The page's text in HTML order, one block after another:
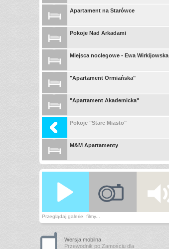
Apartament na Starówce
Pokoje Nad Arkadami
Miejsca noclegowe - Ewa Wirkijowska
"Apartament Ormiańska"
"Apartament Akademicka"
Pokoje "Stare Miasto"
M&M Apartamenty
Przeglądaj galerie, filmy...
Wersja mobilna
Przewodnik po Zamościu dla